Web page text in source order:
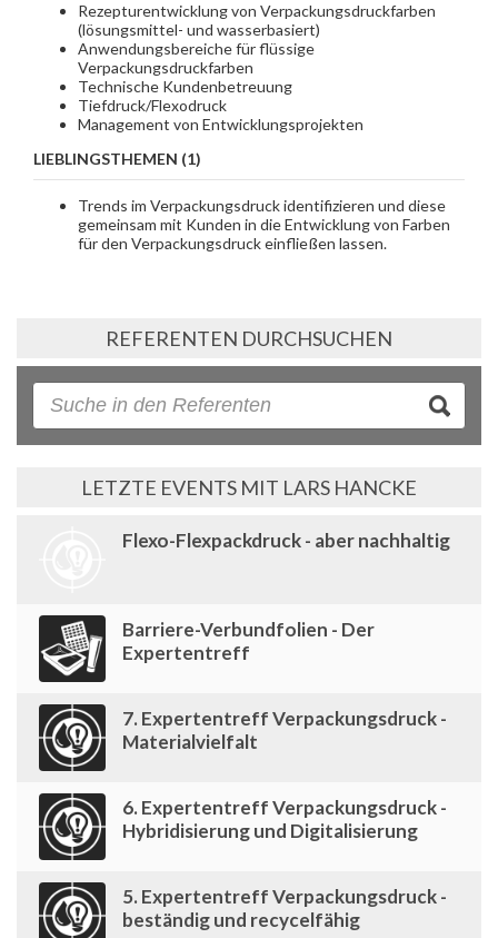
Rezepturentwicklung von Verpackungsdruckfarben
(lösungsmittel- und wasserbasiert)
Anwendungsbereiche für flüssige
Verpackungsdruckfarben
Technische Kundenbetreuung
Tiefdruck/Flexodruck
Management von Entwicklungsprojekten
LIEBLINGSTHEMEN (1)
Trends im Verpackungsdruck identifizieren und diese
gemeinsam mit Kunden in die Entwicklung von Farben
für den Verpackungsdruck einfließen lassen.
REFERENTEN DURCHSUCHEN
LETZTE EVENTS MIT LARS HANCKE
Flexo-Flexpackdruck - aber nachhaltig
Barriere-Verbundfolien - Der
Expertentreff
7. Expertentreff Verpackungsdruck -
Materialvielfalt
6. Expertentreff Verpackungsdruck -
Hybridisierung und Digitalisierung
5. Expertentreff Verpackungsdruck -
beständig und recycelfähig